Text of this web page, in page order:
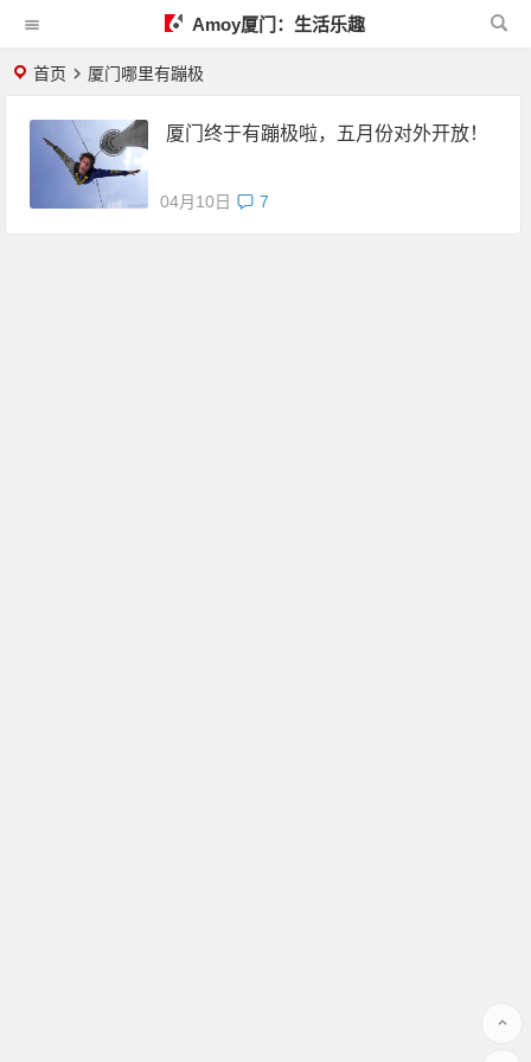
Amoy厦门：生活乐趣
首页 厦门哪里有蹦极
厦门终于有蹦极啦，五月份对外开放！
04月10日 7